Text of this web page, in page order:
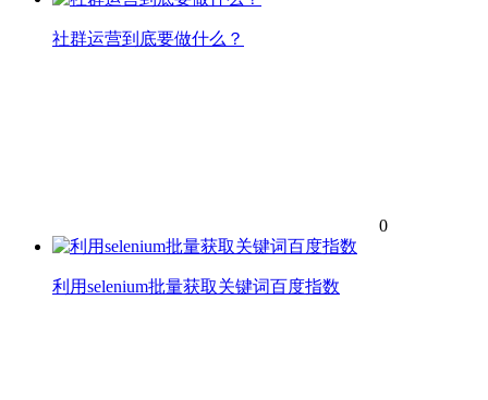
社群运营到底要做什么？
0
利用selenium批量获取关键词百度指数